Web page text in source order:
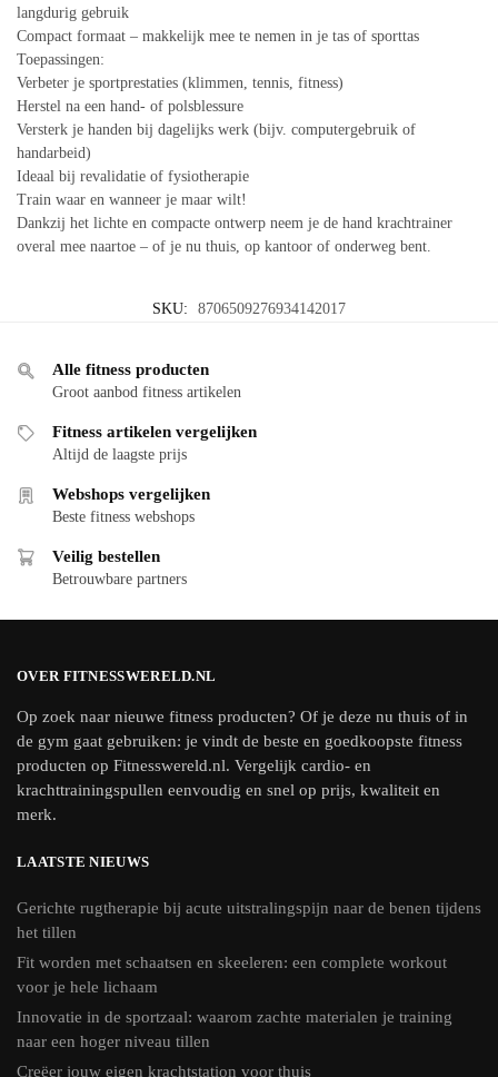
langdurig gebruik
Compact formaat – makkelijk mee te nemen in je tas of sporttas
Toepassingen:
Verbeter je sportprestaties (klimmen, tennis, fitness)
Herstel na een hand- of polsblessure
Versterk je handen bij dagelijks werk (bijv. computergebruik of
handarbeid)
Ideaal bij revalidatie of fysiotherapie
Train waar en wanneer je maar wilt!
Dankzij het lichte en compacte ontwerp neem je de hand krachtrainer
overal mee naartoe – of je nu thuis, op kantoor of onderweg bent.
SKU: 8706509276934142017
Alle fitness producten
Groot aanbod fitness artikelen
Fitness artikelen vergelijken
Altijd de laagste prijs
Webshops vergelijken
Beste fitness webshops
Veilig bestellen
Betrouwbare partners
OVER FITNESSWERELD.NL
Op zoek naar nieuwe fitness producten? Of je deze nu thuis of in
de gym gaat gebruiken: je vindt de beste en goedkoopste fitness
producten op Fitnesswereld.nl. Vergelijk cardio- en
krachttrainingspullen eenvoudig en snel op prijs, kwaliteit en
merk.
LAATSTE NIEUWS
Gerichte rugtherapie bij acute uitstralingspijn naar de benen tijdens
het tillen
Fit worden met schaatsen en skeeleren: een complete workout
voor je hele lichaam
Innovatie in de sportzaal: waarom zachte materialen je training
naar een hoger niveau tillen
Creëer jouw eigen krachtstation voor thuis